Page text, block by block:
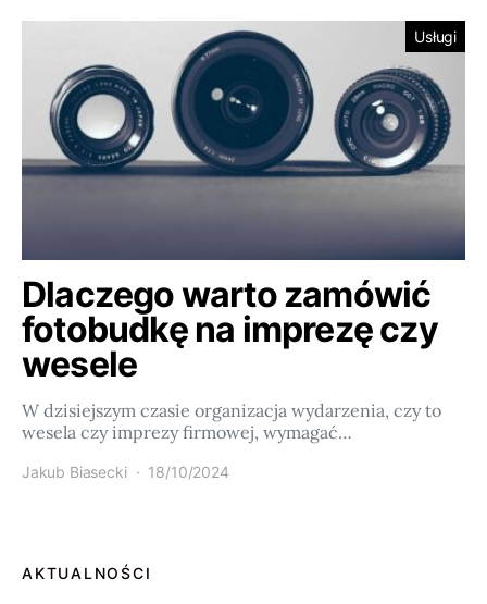
Usługi
Dlaczego warto zamówić
fotobudkę na imprezę czy
wesele
W dzisiejszym czasie organizacja wydarzenia, czy to
wesela czy imprezy firmowej, wymagać…
Jakub Biasecki 18/10/2024
AKTUALNOŚCI